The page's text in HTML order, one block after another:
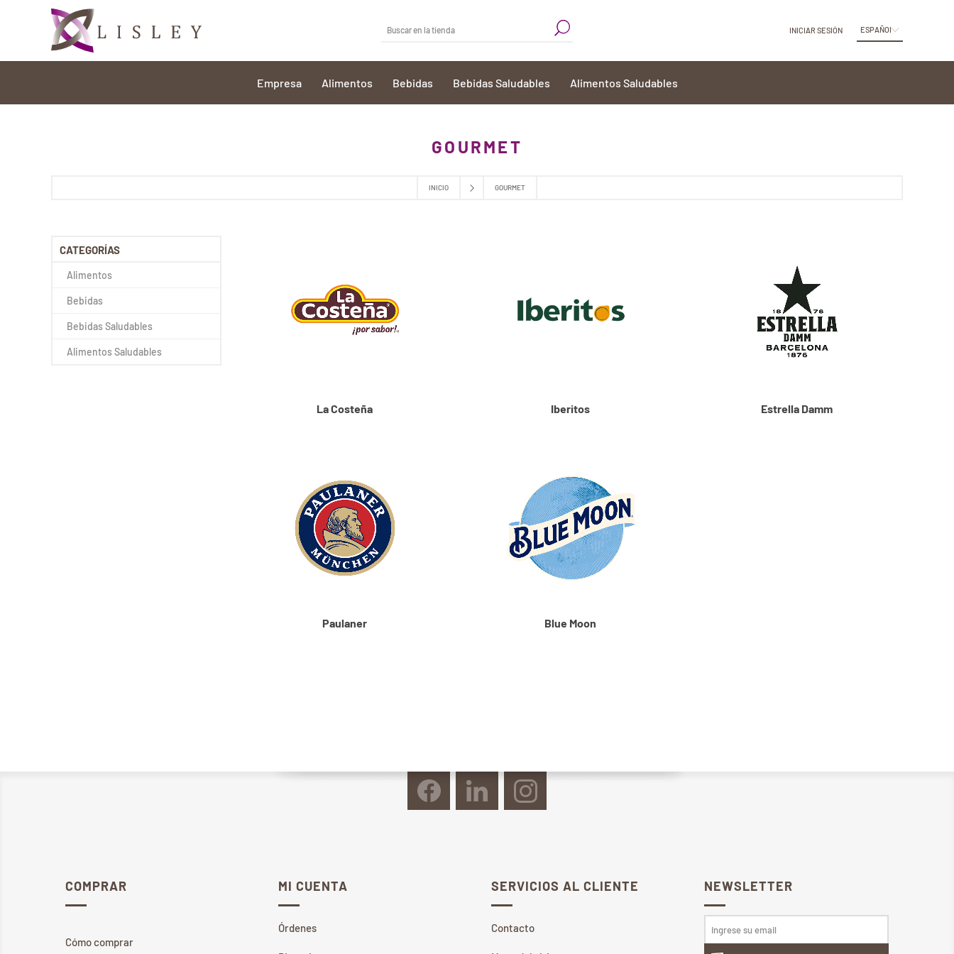
INICIAR SESIÓN ESPAÑOL
Empresa Alimentos Bebidas Bebidas Saludables Alimentos Saludables
INICIO GOURMET
GOURMET
La Costeña Iberitos Estrella Damm
Paulaner Blue Moon
CATEGORÍAS
Alimentos
Bebidas
Bebidas Saludables
Alimentos Saludables
COMPRAR
Cómo comprar
MI CUENTA
Órdenes
SERVICIOS AL CLIENTE
Contacto
NEWSLETTER